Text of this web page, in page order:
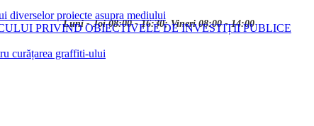
Luni - Joi 08:00 - 16:30; Vineri 08:00 - 14:00
diverselor proiecte asupra mediului
PRIVIND OBIECTIVELE DE INVESTIȚII PUBLICE
curățarea graffiti-ului